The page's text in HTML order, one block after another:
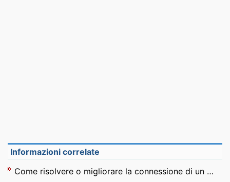
Informazioni correlate
Come risolvere o migliorare la connessione di un modem interno morbido